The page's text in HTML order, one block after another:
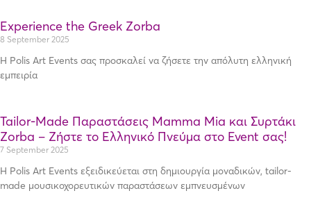
Experience the Greek Zorba
8 September 2025
Η Polis Art Events σας προσκαλεί να ζήσετε την απόλυτη ελληνική
εμπειρία
Tailor-Made Παραστάσεις Mamma Mia και Συρτάκι
Zorba – Ζήστε το Ελληνικό Πνεύμα στο Event σας!
7 September 2025
Η Polis Art Events εξειδικεύεται στη δημιουργία μοναδικών, tailor-
made μουσικοχορευτικών παραστάσεων εμπνευσμένων